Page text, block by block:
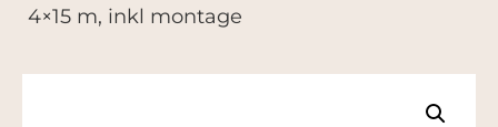
4×15 m, inkl montage